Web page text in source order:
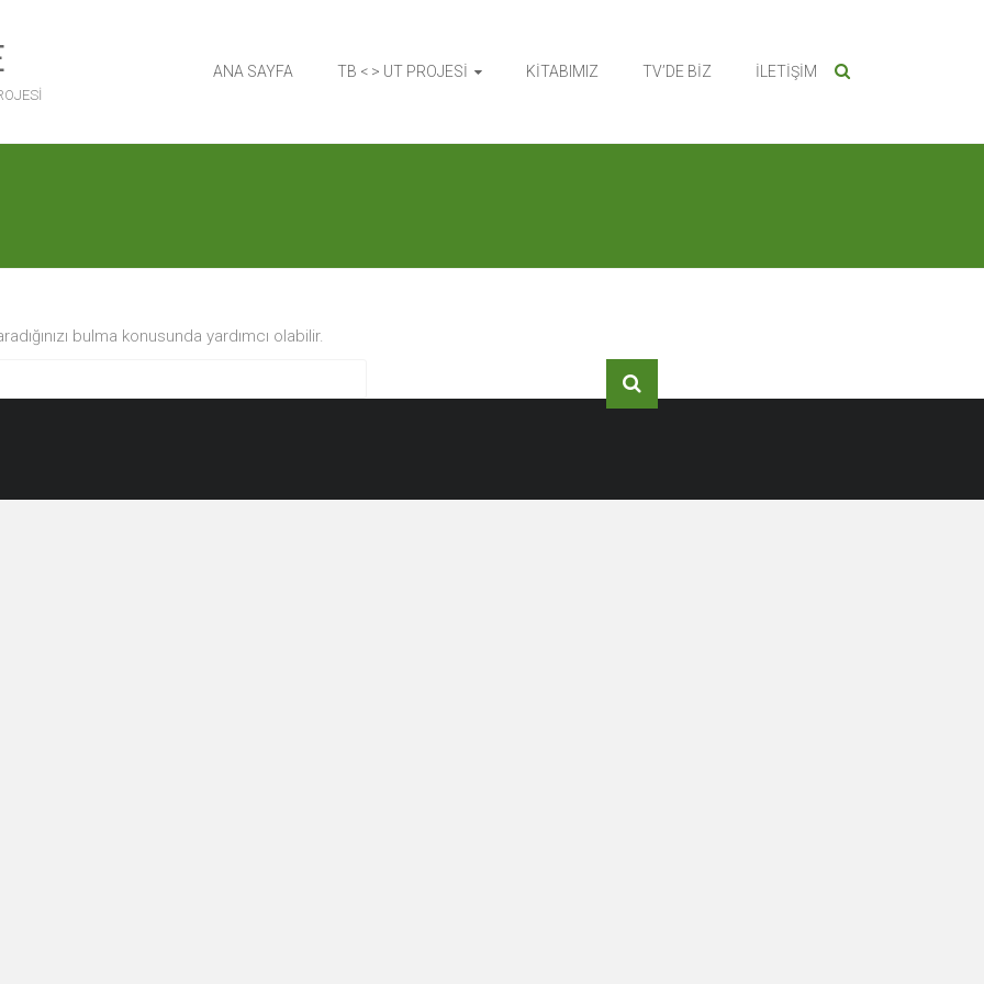
ANA SAYFA TB < > UT PROJESİ KİTABIMIZ TV’DE BİZ İLETİŞİM
bulma konusunda yardımcı olabilir.